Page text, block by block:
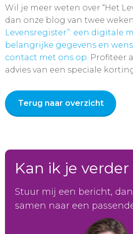
Wil je meer weten over “Het
dan onze blog van twee
Levensregister”: een digitale
belangrijke gegevens en
contact met ons op. Profiteer
advies van een speciale
Terug naar overzicht
Kan ik je
Stuur mij een bericht,
samen naar een